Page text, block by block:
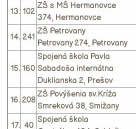
13. 102
ZŠ s MŠ Hermanovce
374, Hermanovce
14. 241
ZŠ Petrovany
Petrovany 274, Petrovany
15. 160
Spojená škola Pavla
Sabadoša internátna
Duklianska 2, Prešov
16. 208
ZŠ Povýšenia sv.Kríža
Smreková 38, Smižany
17. 40
Spojená škola